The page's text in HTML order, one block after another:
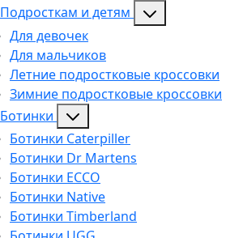
Подросткам и детям
Для девочек
Для мальчиков
Летние подростковые кроссовки
Зимние подростковые кроссовки
Ботинки
Ботинки Caterpiller
Ботинки Dr Martens
Ботинки ECCO
Ботинки Native
Ботинки Timberland